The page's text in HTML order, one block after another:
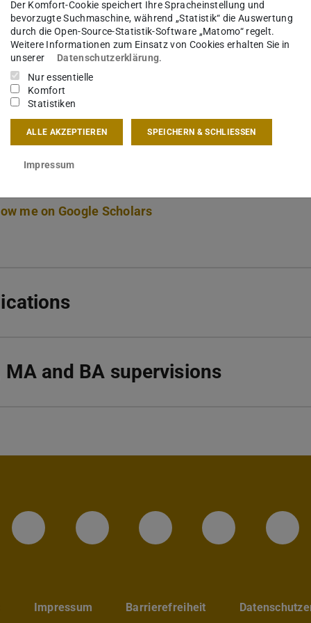
216
10
Darmstadt
Yu is also member of the Department of Computer
me on Google Scholars
MA and BA supervisions
LinkedIn-Seite der TU Darmstadt
Instagram-Kanal der TU
Bluesky-Kanal der
Impressum Barrierefreiheit
Der Komfort-Cookie speichert Ihre Spracheinstellung und
bevorzugte Suchmaschine, während „Statistik“ die Auswertung
durch die Open-Source-Statistik-Software „Matomo“ regelt.
Weitere Informationen zum Einsatz von Cookies erhalten Sie in
unserer
Datenschutzerklärung.
Nur essentielle
Komfort
Statistiken
ALLE AKZEPTIEREN SPEICHERN & SCHLIESSEN
Impressum